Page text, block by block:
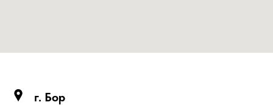
г. Бор